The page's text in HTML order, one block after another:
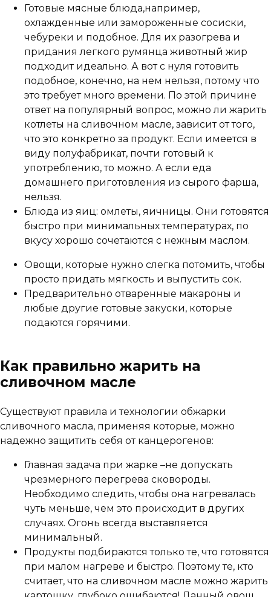
Готовые мясные блюда,например,
охлажденные или замороженные сосиски,
чебуреки и подобное. Для их разогрева и
придания легкого румянца животный жир
подходит идеально. А вот с нуля готовить
подобное, конечно, на нем нельзя, потому что
это требует много времени. По этой причине
ответ на популярный вопрос, можно ли жарить
котлеты на сливочном масле, зависит от того,
что это конкретно за продукт. Если имеется в
виду полуфабрикат, почти готовый к
употреблению, то можно. А если еда
домашнего приготовления из сырого фарша,
нельзя.
Блюда из яиц: омлеты, яичницы. Они готовятся
быстро при минимальных температурах, по
вкусу хорошо сочетаются с нежным маслом.
Овощи, которые нужно слегка потомить, чтобы
просто придать мягкость и выпустить сок.
Предварительно отваренные макароны и
любые другие готовые закуски, которые
подаются горячими.
Как правильно жарить на
сливочном масле
Существуют правила и технологии обжарки
сливочного масла, применяя которые, можно
надежно защитить себя от канцерогенов:
Главная задача при жарке –не допускать
чрезмерного перегрева сковороды.
Необходимо следить, чтобы она нагревалась
чуть меньше, чем это происходит в других
случаях. Огонь всегда выставляется
минимальный.
Продукты подбираются только те, что готовятся
при малом нагреве и быстро. Поэтому те, кто
считает, что на сливочном масле можно жарить